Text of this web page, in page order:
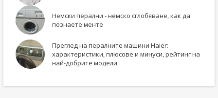
Немски перални - немско сглобяване, как да
познаете менте
Преглед на пералните машини Haier:
характеристики, плюсове и минуси, рейтинг на
най-добрите модели